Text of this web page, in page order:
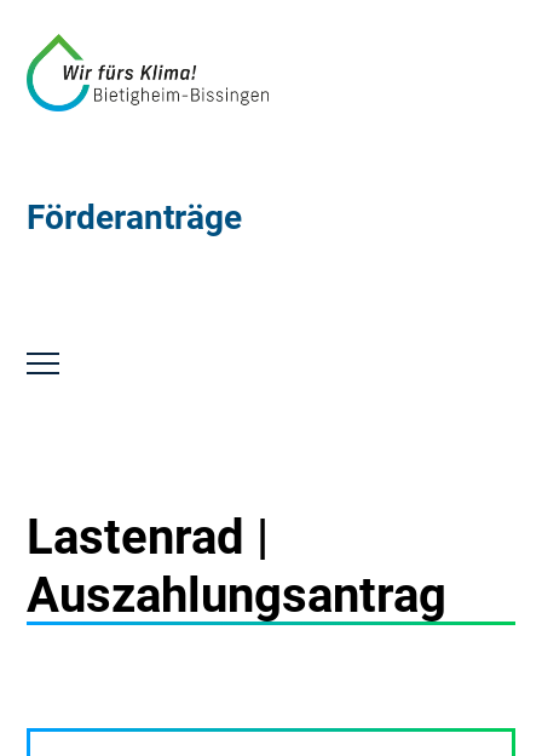
Förderanträge
Lastenrad |
Auszahlungsantrag